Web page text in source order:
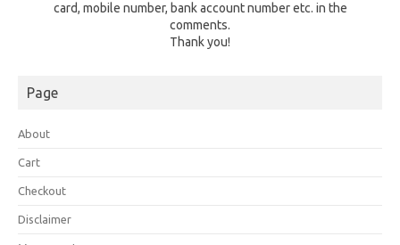
card, mobile number, bank account number etc. in the
comments.
Thank you!
Page
About
Cart
Checkout
Disclaimer